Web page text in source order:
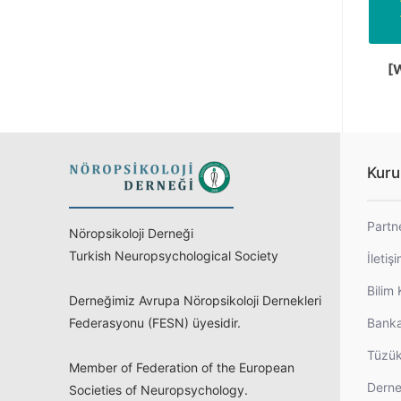
Nöropsikoloji Derneği
Turkish Neuropsychological Society
Derneğimiz Avrupa Nöropsikoloji Dernekleri
Federasyonu (FESN) üyesidir.
Member of Federation of the European
Societies of Neuropsychology.
Bilim